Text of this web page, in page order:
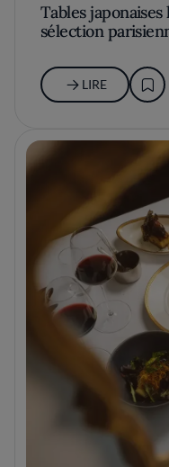
Tables
sélection
LIRE